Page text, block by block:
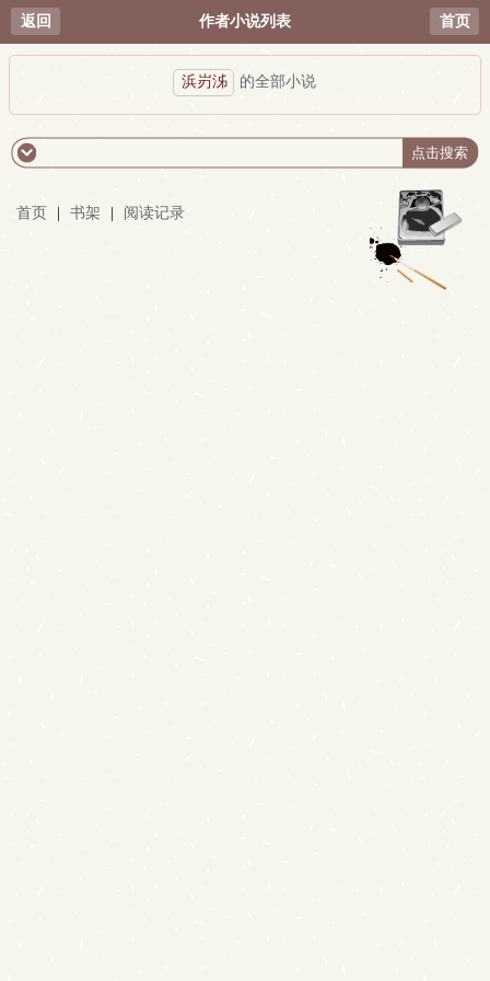
返回 作者小说列表 首页
浜岃泲 的全部小说
首页 书架 阅读记录